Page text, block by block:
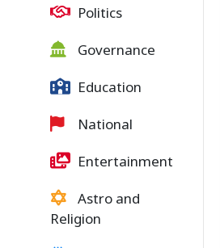
Politics
Governance
Education
National
Entertainment
Astro and
Religion